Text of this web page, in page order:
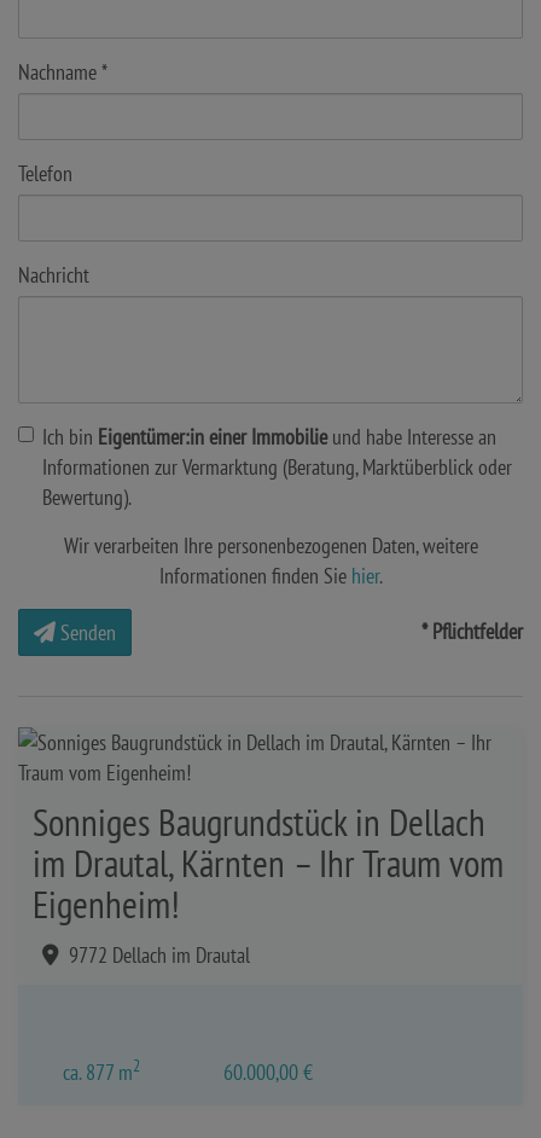
Nachname
Telefon
Nachricht
Ich bin Eigentümer:in einer Immobilieund habe Interesse an
Informationen zur Vermarktung (Beratung, Marktüberblick oder
Bewertung).
Wir verarbeiten Ihre personenbezogenen Daten, weitere
Informationen finden Sie hier.
Senden * Pflichtfelder
Sonniges Baugrundstück in Dellach
im Drautal, Kärnten – Ihr Traum vom
Eigenheim!
9772 Dellach im Drautal
ca. 877 m2 60.000,00 €